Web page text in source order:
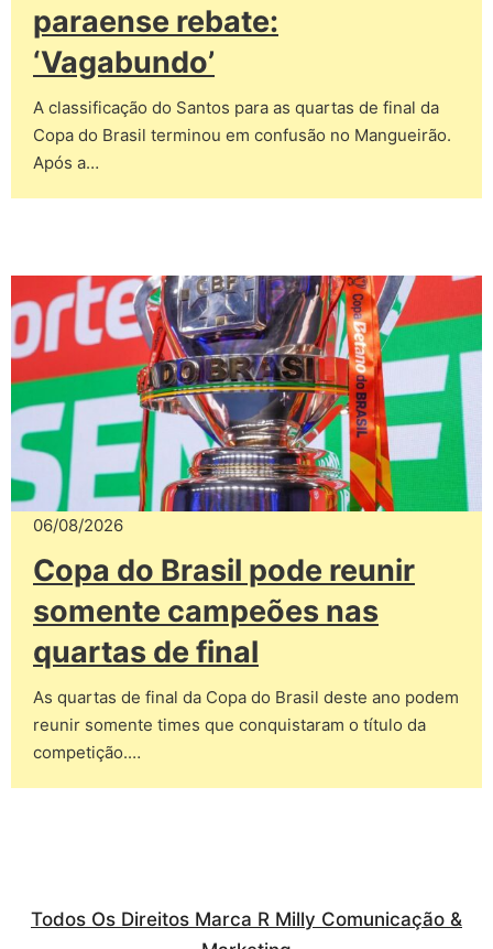
paraense rebate:
‘Vagabundo’
A classificação do Santos para as quartas de final da
Copa do Brasil terminou em confusão no Mangueirão.
Após a…
06/08/2026
Copa do Brasil pode reunir
somente campeões nas
quartas de final
As quartas de final da Copa do Brasil deste ano podem
reunir somente times que conquistaram o título da
competição.…
Todos Os Direitos Marca R Milly Comunicação &